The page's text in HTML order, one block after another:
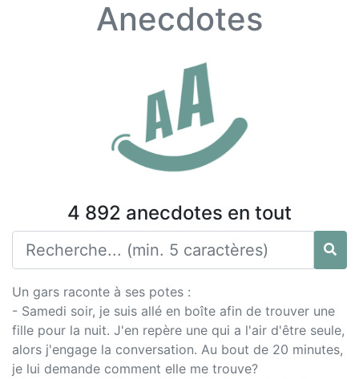
Anecdotes
4 892 anecdotes en tout
Un gars raconte à ses potes :
- Samedi soir, je suis allé en boîte afin de trouver une
fille pour la nuit. J'en repère une qui a l'air d'être seule,
alors j'engage la conversation. Au bout de 20 minutes,
je lui demande comment elle me trouve?